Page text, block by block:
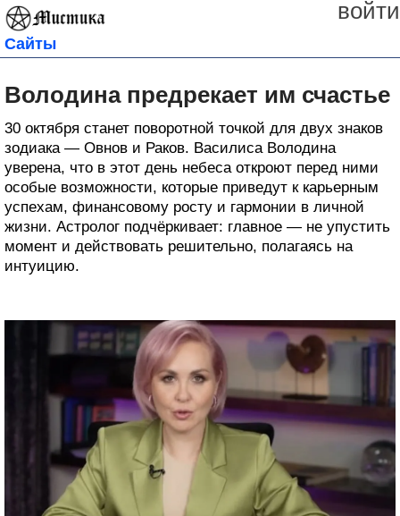
войти
Сайты
Володина предрекает им счастье
30 октября станет поворотной точкой для двух знаков
зодиака — Овнов и Раков. Василиса Володина
уверена, что в этот день небеса откроют перед ними
особые возможности, которые приведут к карьерным
успехам, финансовому росту и гармонии в личной
жизни. Астролог подчёркивает: главное — не упустить
момент и действовать решительно, полагаясь на
интуицию.